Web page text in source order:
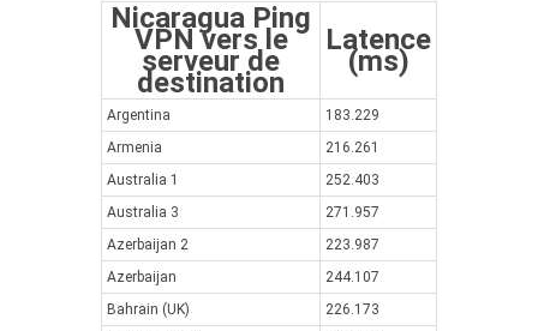
Nicaragua Ping
VPN vers le
serveur de
destination
Latence
(ms)
Argentina
183.229
Armenia
216.261
Australia 1
252.403
Australia 3
271.957
Azerbaijan 2
223.987
Azerbaijan
244.107
Bahrain (UK)
226.173